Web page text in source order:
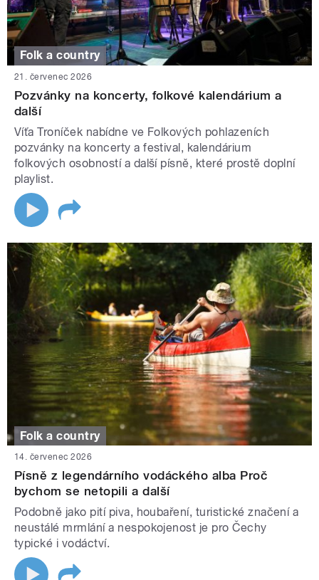
Folk a country
21. červenec 2026
Pozvánky na koncerty, folkové kalendárium a
další
Víťa Troníček nabídne ve Folkových pohlazeních
pozvánky na koncerty a festival, kalendárium
folkových osobností a další písně, které prostě doplní
playlist.
Folk a country
14. červenec 2026
Písně z legendárního vodáckého alba Proč
bychom se netopili a další
Podobně jako pití piva, houbaření, turistické značení a
neustálé mrmlání a nespokojenost je pro Čechy
typické i vodáctví.